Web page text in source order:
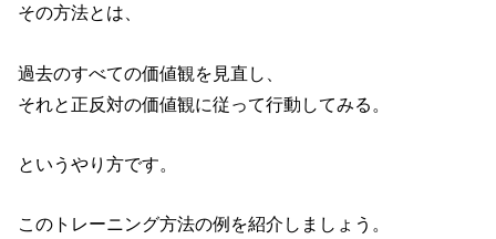
その方法とは、
過去のすべての価値観を見直し、
それと正反対の価値観に従って行動してみる。
というやり方です。
このトレーニング方法の例を紹介しましょう。